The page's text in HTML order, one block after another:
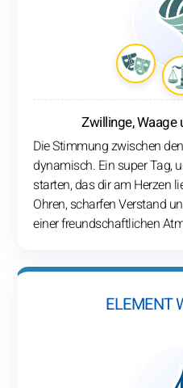
Zwillinge,
Die Stimmung zwischen
dynamisch. Ein super Tag,
starten, das dir am Herzen
Ohren, scharfen Verstand
einer freundschaftlichen
ELEMENT